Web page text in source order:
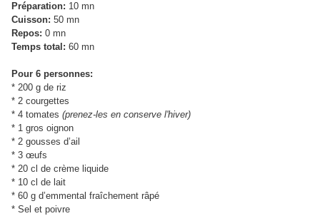
Préparation: 10 mn
Cuisson: 50 mn
Repos: 0 mn
Temps total: 60 mn
Pour 6 personnes:
* 200 g de riz
* 2 courgettes
* 4 tomates (prenez-les en conserve l'hiver)
* 1 gros oignon
* 2 gousses d’ail
* 3 œufs
* 20 cl de crème liquide
* 10 cl de lait
* 60 g d’emmental fraîchement râpé
* Sel et poivre